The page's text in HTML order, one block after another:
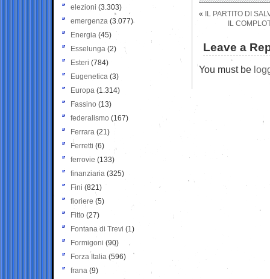
«
IL PARTITO DI
IL
Leave a
You must be
elezioni (3.303)
emergenza (3.077)
Energia (45)
Esselunga (2)
Esteri (784)
Eugenetica (3)
Europa (1.314)
Fassino (13)
federalismo (167)
Ferrara (21)
Ferretti (6)
ferrovie (133)
finanziaria (325)
Fini (821)
fioriere (5)
Fitto (27)
Fontana di Trevi (1)
Formigoni (90)
Forza Italia (596)
frana (9)